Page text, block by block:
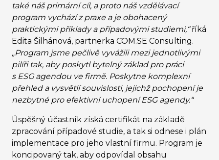
také náš primární cíl, a proto náš vzdělávací
program vychází z praxe a je obohacený
praktickými příklady a případovými studiemi,“říká
Edita Šilhánová, partnerka COM.SE Consulting.
„Program jsme pečlivě vyvážili mezi jednotlivými
pilíři tak, aby poskytl bytelný základ pro práci
s ESG agendou ve firmě. Poskytne komplexní
přehled a vysvětlí souvislosti, jejichž pochopení je
nezbytné pro efektivní uchopení ESG agendy.“
Úspěšný účastník získá certifikát na základě
zpracování případové studie, a tak si odnese i plán
implementace pro jeho vlastní firmu. Program je
koncipovaný tak, aby odpovídal obsahu